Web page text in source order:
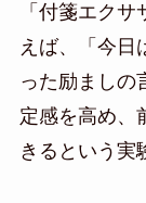
「付箋エク
えば、「今日
った励ましの
定感を高め、
きるという実